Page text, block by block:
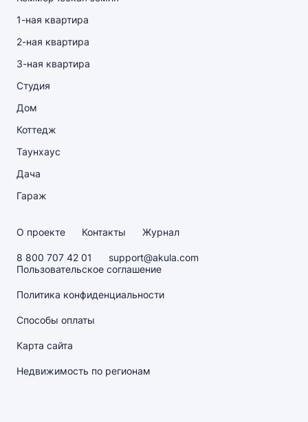
1-ная квартира
2-ная квартира
3-ная квартира
Студия
Дом
Коттедж
Таунхаус
Дача
Гараж
О проекте Контакты Журнал
8 800 707 42 01
support@akula.com
Пользовательское соглашение
Политика конфиденциальности
Способы оплаты
Карта сайта
Недвижимость по регионам